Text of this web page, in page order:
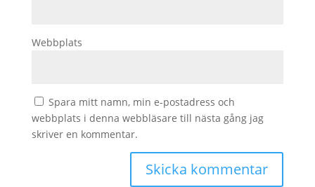
Webbplats
Spara mitt namn, min e-postadress och
webbplats i denna webbläsare till nästa gång jag
skriver en kommentar.